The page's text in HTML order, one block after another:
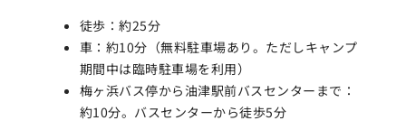
徒歩：約25分
車：約10分（無料駐車場あり。ただしキャンプ
期間中は臨時駐車場を利用）
梅ヶ浜バス停から油津駅前バスセンターまで：
約10分。バスセンターから徒歩5分